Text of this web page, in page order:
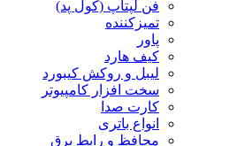
فن لپتاپ (کول پد)
تمیزکننده
پاور
کیف هارد
لیبل و روکش کیبورد
سخت افزار کامپیوتر
کارت صدا
انواع باتری
محافظ و رابط برق